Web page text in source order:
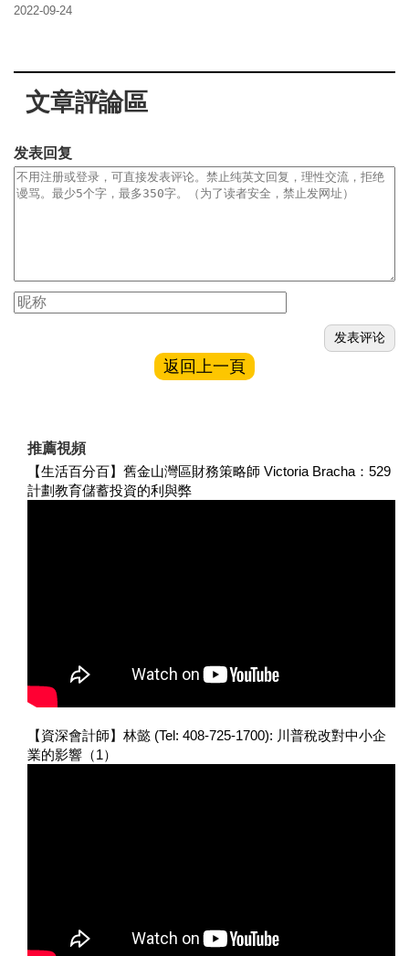
2022-09-24
文章評論區
发表回复
返回上一頁
推薦視頻
【生活百分百】舊金山灣區財務策略師 Victoria Bracha：529
計劃教育儲蓄投資的利與弊
【資深會計師】林懿 (Tel: 408-725-1700): 川普稅改對中小企
業的影響（1）